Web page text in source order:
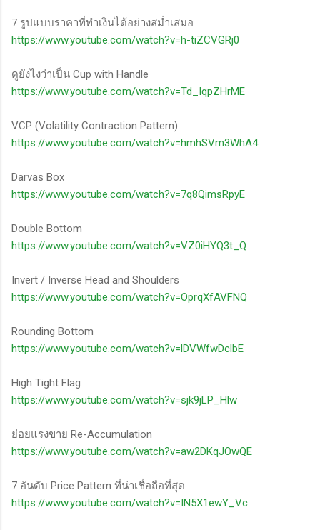
7 รูปแบบราคาที่ทำเงินได้อย่างสม่ำเสมอ
https://www.youtube.com/watch?v=h-tiZCVGRj0
ดูยังไงว่าเป็น Cup with Handle
https://www.youtube.com/watch?v=Td_IqpZHrME
VCP (Volatility Contraction Pattern)
https://www.youtube.com/watch?v=hmhSVm3WhA4
Darvas Box
https://www.youtube.com/watch?v=7q8QimsRpyE
Double Bottom
https://www.youtube.com/watch?v=VZ0iHYQ3t_Q
Invert / Inverse Head and Shoulders
https://www.youtube.com/watch?v=OprqXfAVFNQ
Rounding Bottom
https://www.youtube.com/watch?v=lDVWfwDclbE
High Tight Flag
https://www.youtube.com/watch?v=sjk9jLP_Hlw
ย่อยแรงขาย Re-Accumulation
https://www.youtube.com/watch?v=aw2DKqJOwQE
7 อันดับ Price Pattern ที่น่าเชื่อถือที่สุด
https://www.youtube.com/watch?v=IN5X1ewY_Vc